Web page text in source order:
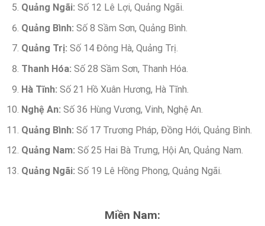
Quảng Ngãi: Số 12 Lê Lợi, Quảng Ngãi.
Quảng Bình: Số 8 Sầm Sơn, Quảng Bình.
Quảng Trị: Số 14 Đông Hà, Quảng Trị.
Thanh Hóa: Số 28 Sầm Sơn, Thanh Hóa.
Hà Tĩnh: Số 21 Hồ Xuân Hương, Hà Tĩnh.
Nghệ An: Số 36 Hùng Vương, Vinh, Nghệ An.
Quảng Bình: Số 17 Trương Pháp, Đồng Hới, Quảng Bình.
Quảng Nam: Số 25 Hai Bà Trưng, Hội An, Quảng Nam.
Quảng Ngãi: Số 19 Lê Hồng Phong, Quảng Ngãi.
Miền Nam: